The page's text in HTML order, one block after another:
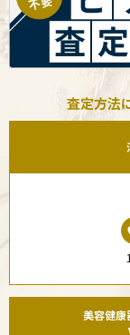
査定方法
美容健康